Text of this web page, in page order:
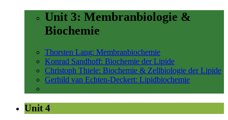
Unit 3: Membranbiologie &
Biochemie
Thorsten Lang: Membranbiochemie
Konrad Sandhoff: Biochemie der Lipide
Christoph Thiele: Biochemie & Zellbiologie der Lipide
Gerhild van Echten-Deckert: Lipidbiochemie
Unit 4